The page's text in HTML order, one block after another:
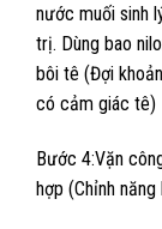
nước muối sinh
trị. Dùng bao
bôi tê (Đợi
có cảm giác tê)
Bước 4:Vặn
hợp (Chỉnh